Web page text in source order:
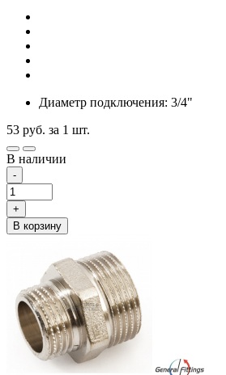
Диаметр подключения: 3/4"
53 руб. за 1 шт.
В наличии
-
+
В корзину